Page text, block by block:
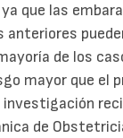
que las
de los
mayor que el
de